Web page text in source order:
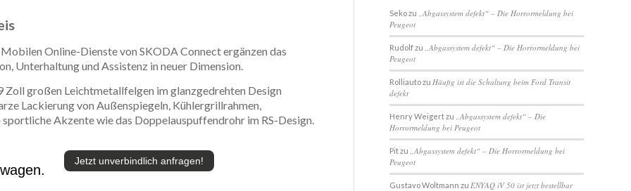
Online-Dienste von SKODA Connect ergänzen das
Unterhaltung und Assistenz in neuer Dimension.
großen Leichtmetallfelgen im glanzgedrehten Design
Lackierung von Außenspiegeln, Kühlergrillrahmen,
Akzente wie das Doppelauspuffendrohr im RS-Design.
Jetzt unverbindlich anfragen!
Sekozu
„Abgassystem defekt“ – Die Horrormeldung bei
Peugeot
Rudolfzu
„Abgassystem defekt“ – Die Horrormeldung bei
Peugeot
Rolliautozu Häufig ist die Schaltung beim Ford Transit
defekt
Henry Weigertzu
„Abgassystem defekt“ – Die
Horrormeldung bei Peugeot
Pitzu
„Abgassystem defekt“ – Die Horrormeldung bei
Peugeot
Gustavo Woltmann zu ENYAQ iV 50 ist jetzt bestellbar